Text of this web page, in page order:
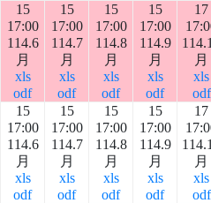
15
17:00
114.6
月
xls
odf
15
17:00
114.7
月
xls
odf
15
17:00
114.8
月
xls
odf
15
17:00
114.9
月
xls
odf
17
月
xls
odf
15
17:00
114.6
月
xls
odf
15
17:00
114.7
月
xls
odf
15
17:00
114.8
月
xls
odf
15
17:00
114.9
月
xls
odf
17
月
xls
odf